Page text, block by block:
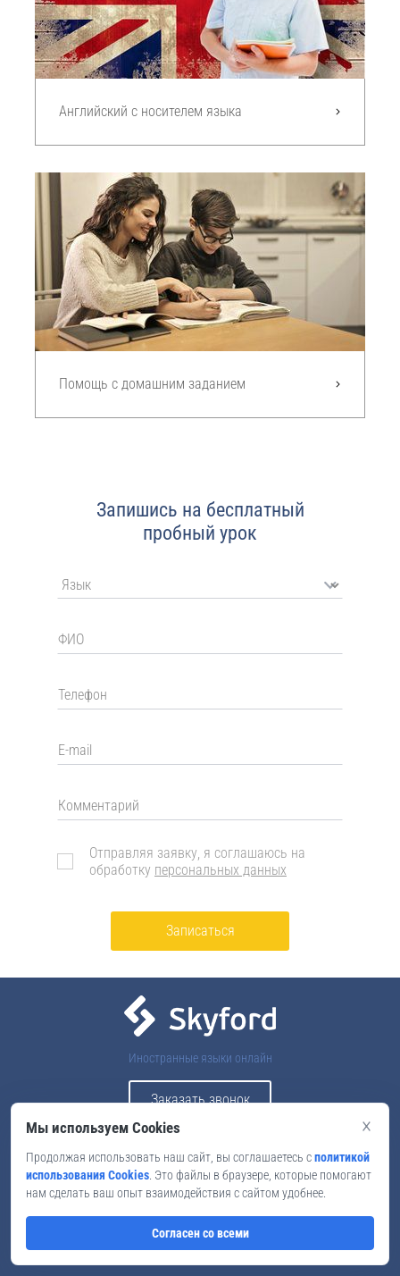
Английский с носителем языка
Помощь с домашним заданием
Запишись на бесплатный
пробный урок
Отправляя заявку, я соглашаюсь на
обработку персональных данных
Записаться
Иностранные языки онлайн
Заказать звонок
Главная
Цены
Акции
Вакансии
Преимущества
Способы оплаты
×
Мы используем Cookies
Продолжая использовать наш сайт, вы соглашаетесь сполитикой
использования Cookies . Это файлы в браузере, которые помогают
нам сделать ваш опыт взаимодействия с сайтом удобнее.
Согласен со всеми